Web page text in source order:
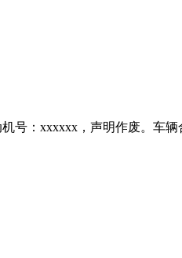
号：xxxxxx，声明作废。车辆